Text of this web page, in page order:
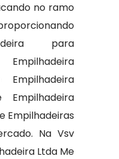
no ramo
para
Empilhadeira
Empilhadeiras
Na Vsv
Ltda Me